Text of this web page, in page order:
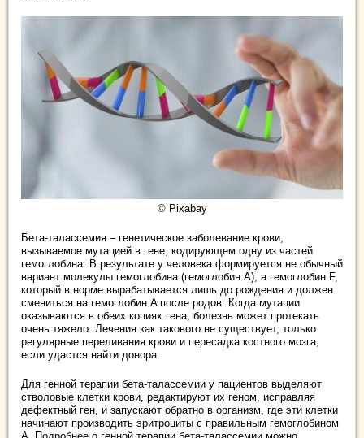
© Pixabay
Бета-талассемия – генетическое заболевание крови,
вызываемое мутацией в гене, кодирующем одну из частей
гемоглобина. В результате у человека формируется не обычный
вариант молекулы гемоглобина (гемоглобин A), а гемоглобин F,
который в норме вырабатывается лишь до рождения и должен
смениться на гемоглобин A после родов. Когда мутации
оказываются в обеих копиях гена, болезнь может протекать
очень тяжело. Лечения как такового не существует, только
регулярные переливания крови и пересадка костного мозга,
если удастся найти донора.
Для генной терапии бета-талассемии у пациентов выделяют
стволовые клетки крови, редактируют их геном, исправляя
дефектный ген, и запускают обратно в организм, где эти клетки
начинают производить эритроциты с правильным гемоглобином